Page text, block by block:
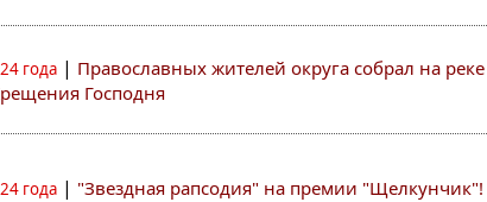
года | Православных жителей округа собрал на
Господня
года | "Звездная рапсодия" на премии "Щелкунчик"!